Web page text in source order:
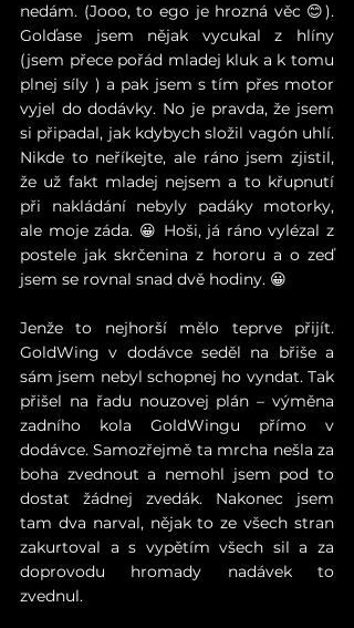
nedám. (Jooo, to ego je hrozná věc 😊).
Golďase jsem nějak vycukal z hlíny
(jsem přece pořád mladej kluk a k tomu
plnej síly ) a pak jsem s tím přes motor
vyjel do dodávky. No je pravda, že jsem
si připadal, jak kdybych složil vagón uhlí.
Nikde to neříkejte, ale ráno jsem zjistil,
že už fakt mladej nejsem a to křupnutí
při nakládání nebyly padáky motorky,
ale moje záda. 😀 Hoši, já ráno vylézal z
postele jak skrčenina z hororu a o zeď
jsem se rovnal snad dvě hodiny. 😀
Jenže to nejhorší mělo teprve přijít.
GoldWing v dodávce seděl na břiše a
sám jsem nebyl schopnej ho vyndat. Tak
přišel na řadu nouzovej plán – výměna
zadního kola GoldWingu přímo v
dodávce. Samozřejmě ta mrcha nešla za
boha zvednout a nemohl jsem pod to
dostat žádnej zvedák. Nakonec jsem
tam dva narval, nějak to ze všech stran
zakurtoval a s vypětím všech sil a za
doprovodu hromady nadávek to
zvednul.